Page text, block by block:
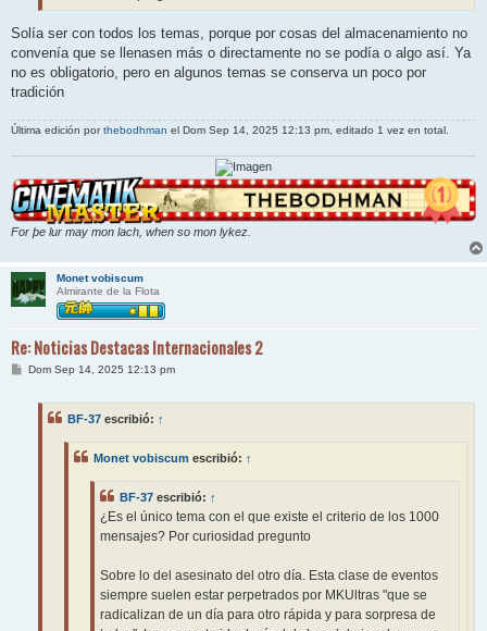
Solía ser con todos los temas, porque por cosas del almacenamiento no
convenía que se llenasen más o directamente no se podía o algo así. Ya
no es obligatorio, pero en algunos temas se conserva un poco por
tradición
Última edición porthebodhman el Dom Sep 14, 2025 12:13 pm, editado 1 vez en total.
For þe lur may mon lach, when so mon lykez.
Monet vobiscum
Almirante de la Flota
Re: Noticias Destacas Internacionales 2
MDom Sep 14, 2025 12:13 pm
BF-37 escribió: ↑
Monet vobiscum escribió: ↑
BF-37 escribió: ↑
¿Es el único tema con el que existe el criterio de los 1000
mensajes? Por curiosidad pregunto
Sobre lo del asesinato del otro día. Esta clase de eventos
siempre suelen estar perpetrados por MKUltras "que se
radicalizan de un día para otro rápida y para sorpresa de